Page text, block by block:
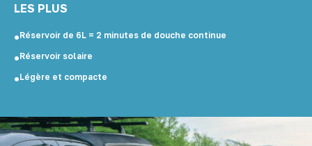
LES PLUS
Réservoir de 6L = 2 minutes de douche continue
Réservoir solaire
Légère et compacte